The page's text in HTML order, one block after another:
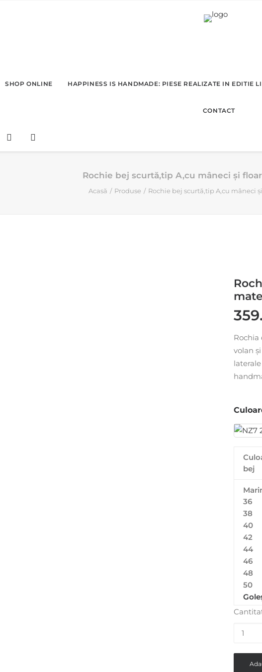
SHOP ONLINE HAPPINESS IS HANDMADE: PIESE REALIZATE IN EDITIE
CONTACT
Rochie bej scurtă,tip A,cu mâneci și
Acasă Produse Rochie bej scurtă,tip A,cu mâneci
Rochia
volan
bej
36
38
40
42
44
46
48
50